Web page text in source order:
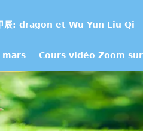
辰: dragon et Wu Yun Liu Qi
mars Cours vidéo Zoom